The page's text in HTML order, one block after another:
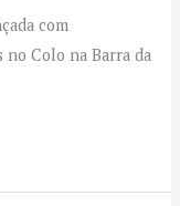
com
no Colo na Barra da